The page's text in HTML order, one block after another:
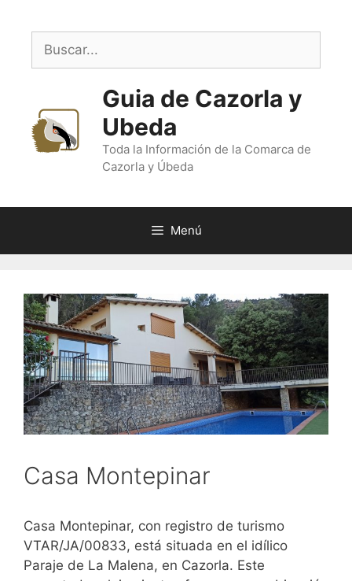
contenido
Buscar:
Guia de Cazorla y
Ubeda
Toda la Información de la Comarca de
Cazorla y Úbeda
Menú
Casa Montepinar
Casa Montepinar, con registro de turismo
VTAR/JA/00833, está situada en el idílico
Paraje de La Malena, en Cazorla. Este